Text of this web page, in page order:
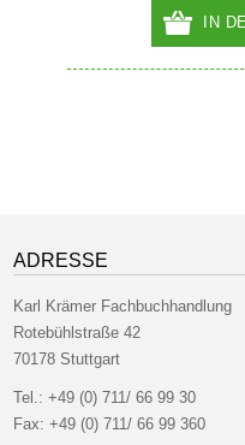
IN
ADRESSE
Karl Krämer Fachbuchhandlung
Rotebühlstraße 42
70178 Stuttgart
Tel.:+49 (0) 711/ 66 99 30
Fax: +49 (0) 711/ 66 99 360